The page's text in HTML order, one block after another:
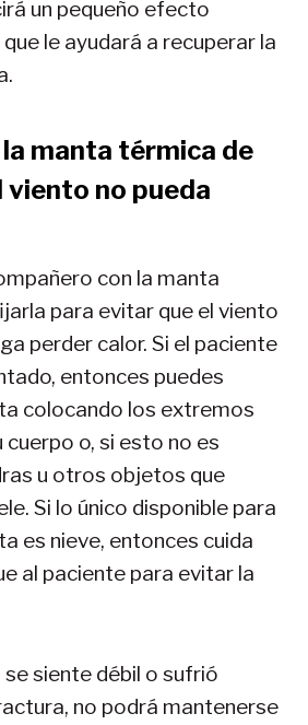
un pequeño efecto
le ayudará a recuperar la
manta térmica de
viento no pueda
con la manta
para evitar que el viento
perder calor. Si el paciente
entonces puedes
colocando los extremos
o, si esto no es
u otros objetos que
Si lo único disponible para
es nieve, entonces cuida
al paciente para evitar la
siente débil o sufrió
no podrá mantenerse